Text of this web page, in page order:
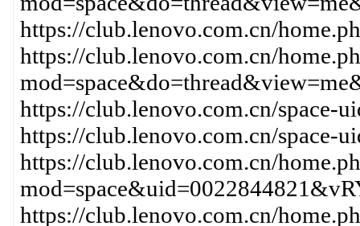
https://club.lenovo.com.cn/
https://club.lenovo.com.cn/
https://club.lenovo.com.cn/space-
https://club.lenovo.com.cn/space-
https://club.lenovo.com.cn/
https://club.lenovo.com.cn/